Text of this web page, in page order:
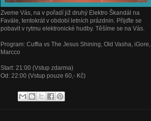
Zveme Vás, na v pořadí již druhý Elektro Škandál na
Favále, tentokrát v období letních prázdnin. Přijďte se
pobavit v rytmu elektronické hudby. Těšíme se na Vás.
Program: Cuffia vs The Jesus Shining, Old Vasha, iGore,
Marcco
Start: 21:00 (Vstup zdarma)
Od: 22:00 (Vstup pouze 60,- Kč)